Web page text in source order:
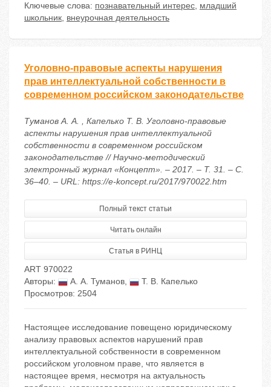
Ключевые слова: познавательный интерес, младший
школьник, внеурочная деятельность
Уголовно-правовые аспекты нарушения
прав интеллектуальной собственности в
современном российском законодательстве
Туманов А. А. , Капелько Т. В. Уголовно-правовые
аспекты нарушения прав интеллектуальной
собственности в современном российском
законодательстве // Научно-методический
электронный журнал «Концепт». – 2017. – Т. 31. – С.
36–40. – URL: https://e-koncept.ru/2017/970022.htm
Полный текст статьи
Читать онлайн
Статья в РИНЦ
ART 970022
Авторы:
А. А. Туманов,
Т. В. Капелько
Просмотров: 2504
Настоящее исследование повещено юридическому
анализу правовых аспектов нарушений прав
интеллектуальной собственности в современном
российском уголовном праве, что является в
настоящее время, несмотря на актуальность